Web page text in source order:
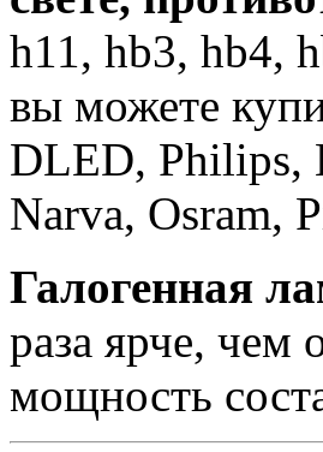
h11, hb3, hb4,
вы можете
DLED, Philips,
Narva, Osram,
Галогенная
раза ярче, чем
мощность